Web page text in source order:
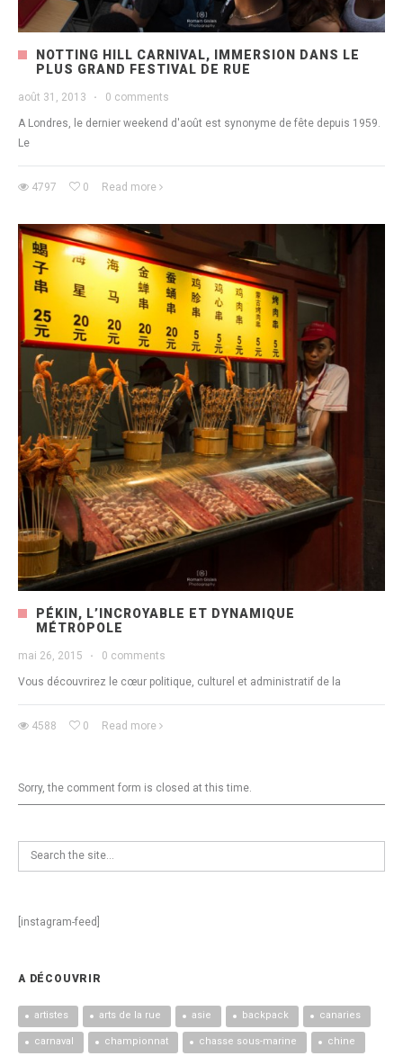
NOTTING HILL CARNIVAL, IMMERSION DANS LE
PLUS GRAND FESTIVAL DE RUE
août 31, 2013 · 0 comments
A Londres, le dernier weekend d'août est synonyme de fête depuis 1959.
Le
4797 0 Read more
PÉKIN, L’INCROYABLE ET DYNAMIQUE
MÉTROPOLE
mai 26, 2015 · 0 comments
Vous découvrirez le cœur politique, culturel et administratif de la
4588 0 Read more
Sorry, the comment form is closed at this time.
[instagram-feed]
A DÉCOUVRIR
artistes arts de la rue asie backpack canaries
carnaval championnat chasse sous-marine chine